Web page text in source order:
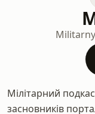
Мілітарний
засновників